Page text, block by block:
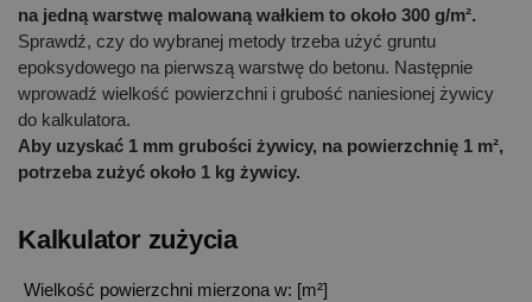
na jedną warstwę malowaną wałkiem to około 300 g/m².
Sprawdź, czy do wybranej metody trzeba użyć gruntu
epoksydowego na pierwszą warstwę do betonu. Następnie
wprowadź wielkość powierzchni i grubość naniesionej żywicy
do kalkulatora.
Aby uzyskać 1 mm grubości żywicy, na powierzchnię 1 m²,
potrzeba zużyć około 1 kg żywicy.
Kalkulator zużycia
Wielkość powierzchni mierzona w: [m²]